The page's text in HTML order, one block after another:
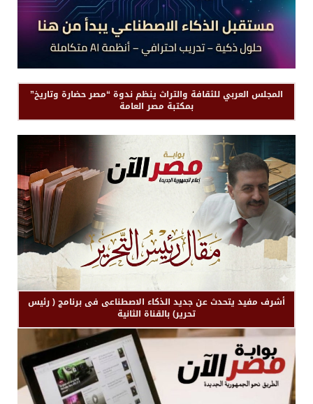
المجلس العربي للثقافة والتراث ينظم ندوة “مصر حضارة وتاريخ”
بمكتبة مصر العامة
أشرف مفيد يتحدث عن جديد الذكاء الاصطناعى فى برنامج ( رئيس
تحرير) بالقناة الثانية